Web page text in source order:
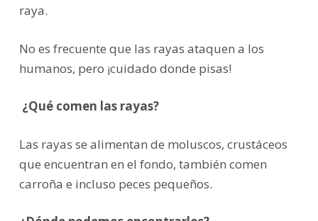
raya.
No es frecuente que las rayas ataquen a los
humanos, pero ¡cuidado donde pisas!
¿Qué comen las rayas?
Las rayas se alimentan de moluscos, crustáceos
que encuentran en el fondo, también comen
carroña e incluso peces pequeños.